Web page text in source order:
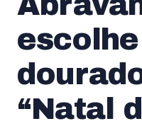
“Natal